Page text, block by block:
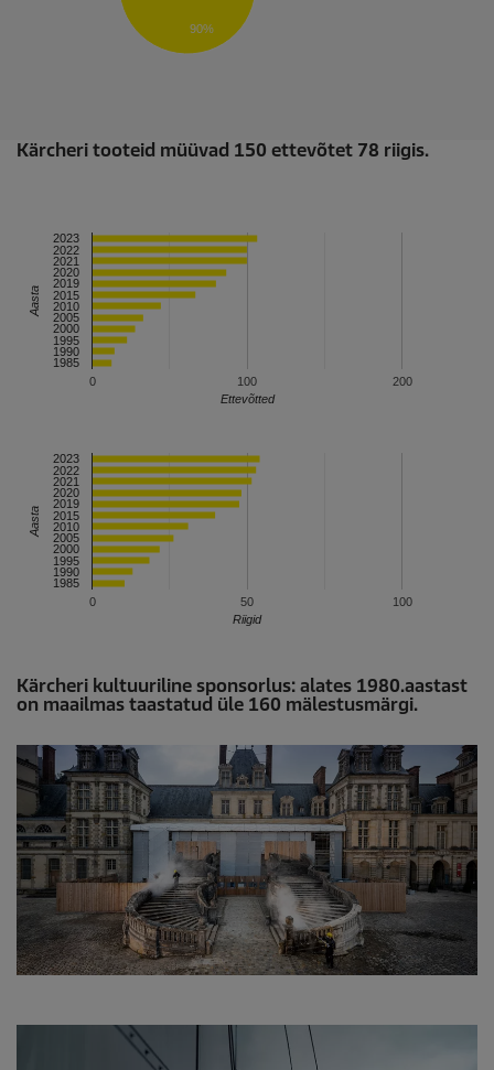
90%
Kärcheri tooteid müüvad 150 ettevõtet 78 riigis.
0 100 200
2023
2022
2021
2020
2019
2015
2010
2005
2000
1995
1990
1985
Ettevõtted
Aasta
0 50 100
2023
2022
2021
2020
2019
2015
2010
2005
2000
1995
1990
1985
Riigid
Aasta
Kärcheri kultuuriline sponsorlus: alates 1980.aastast
on maailmas taastatud üle 160 mälestusmärgi.